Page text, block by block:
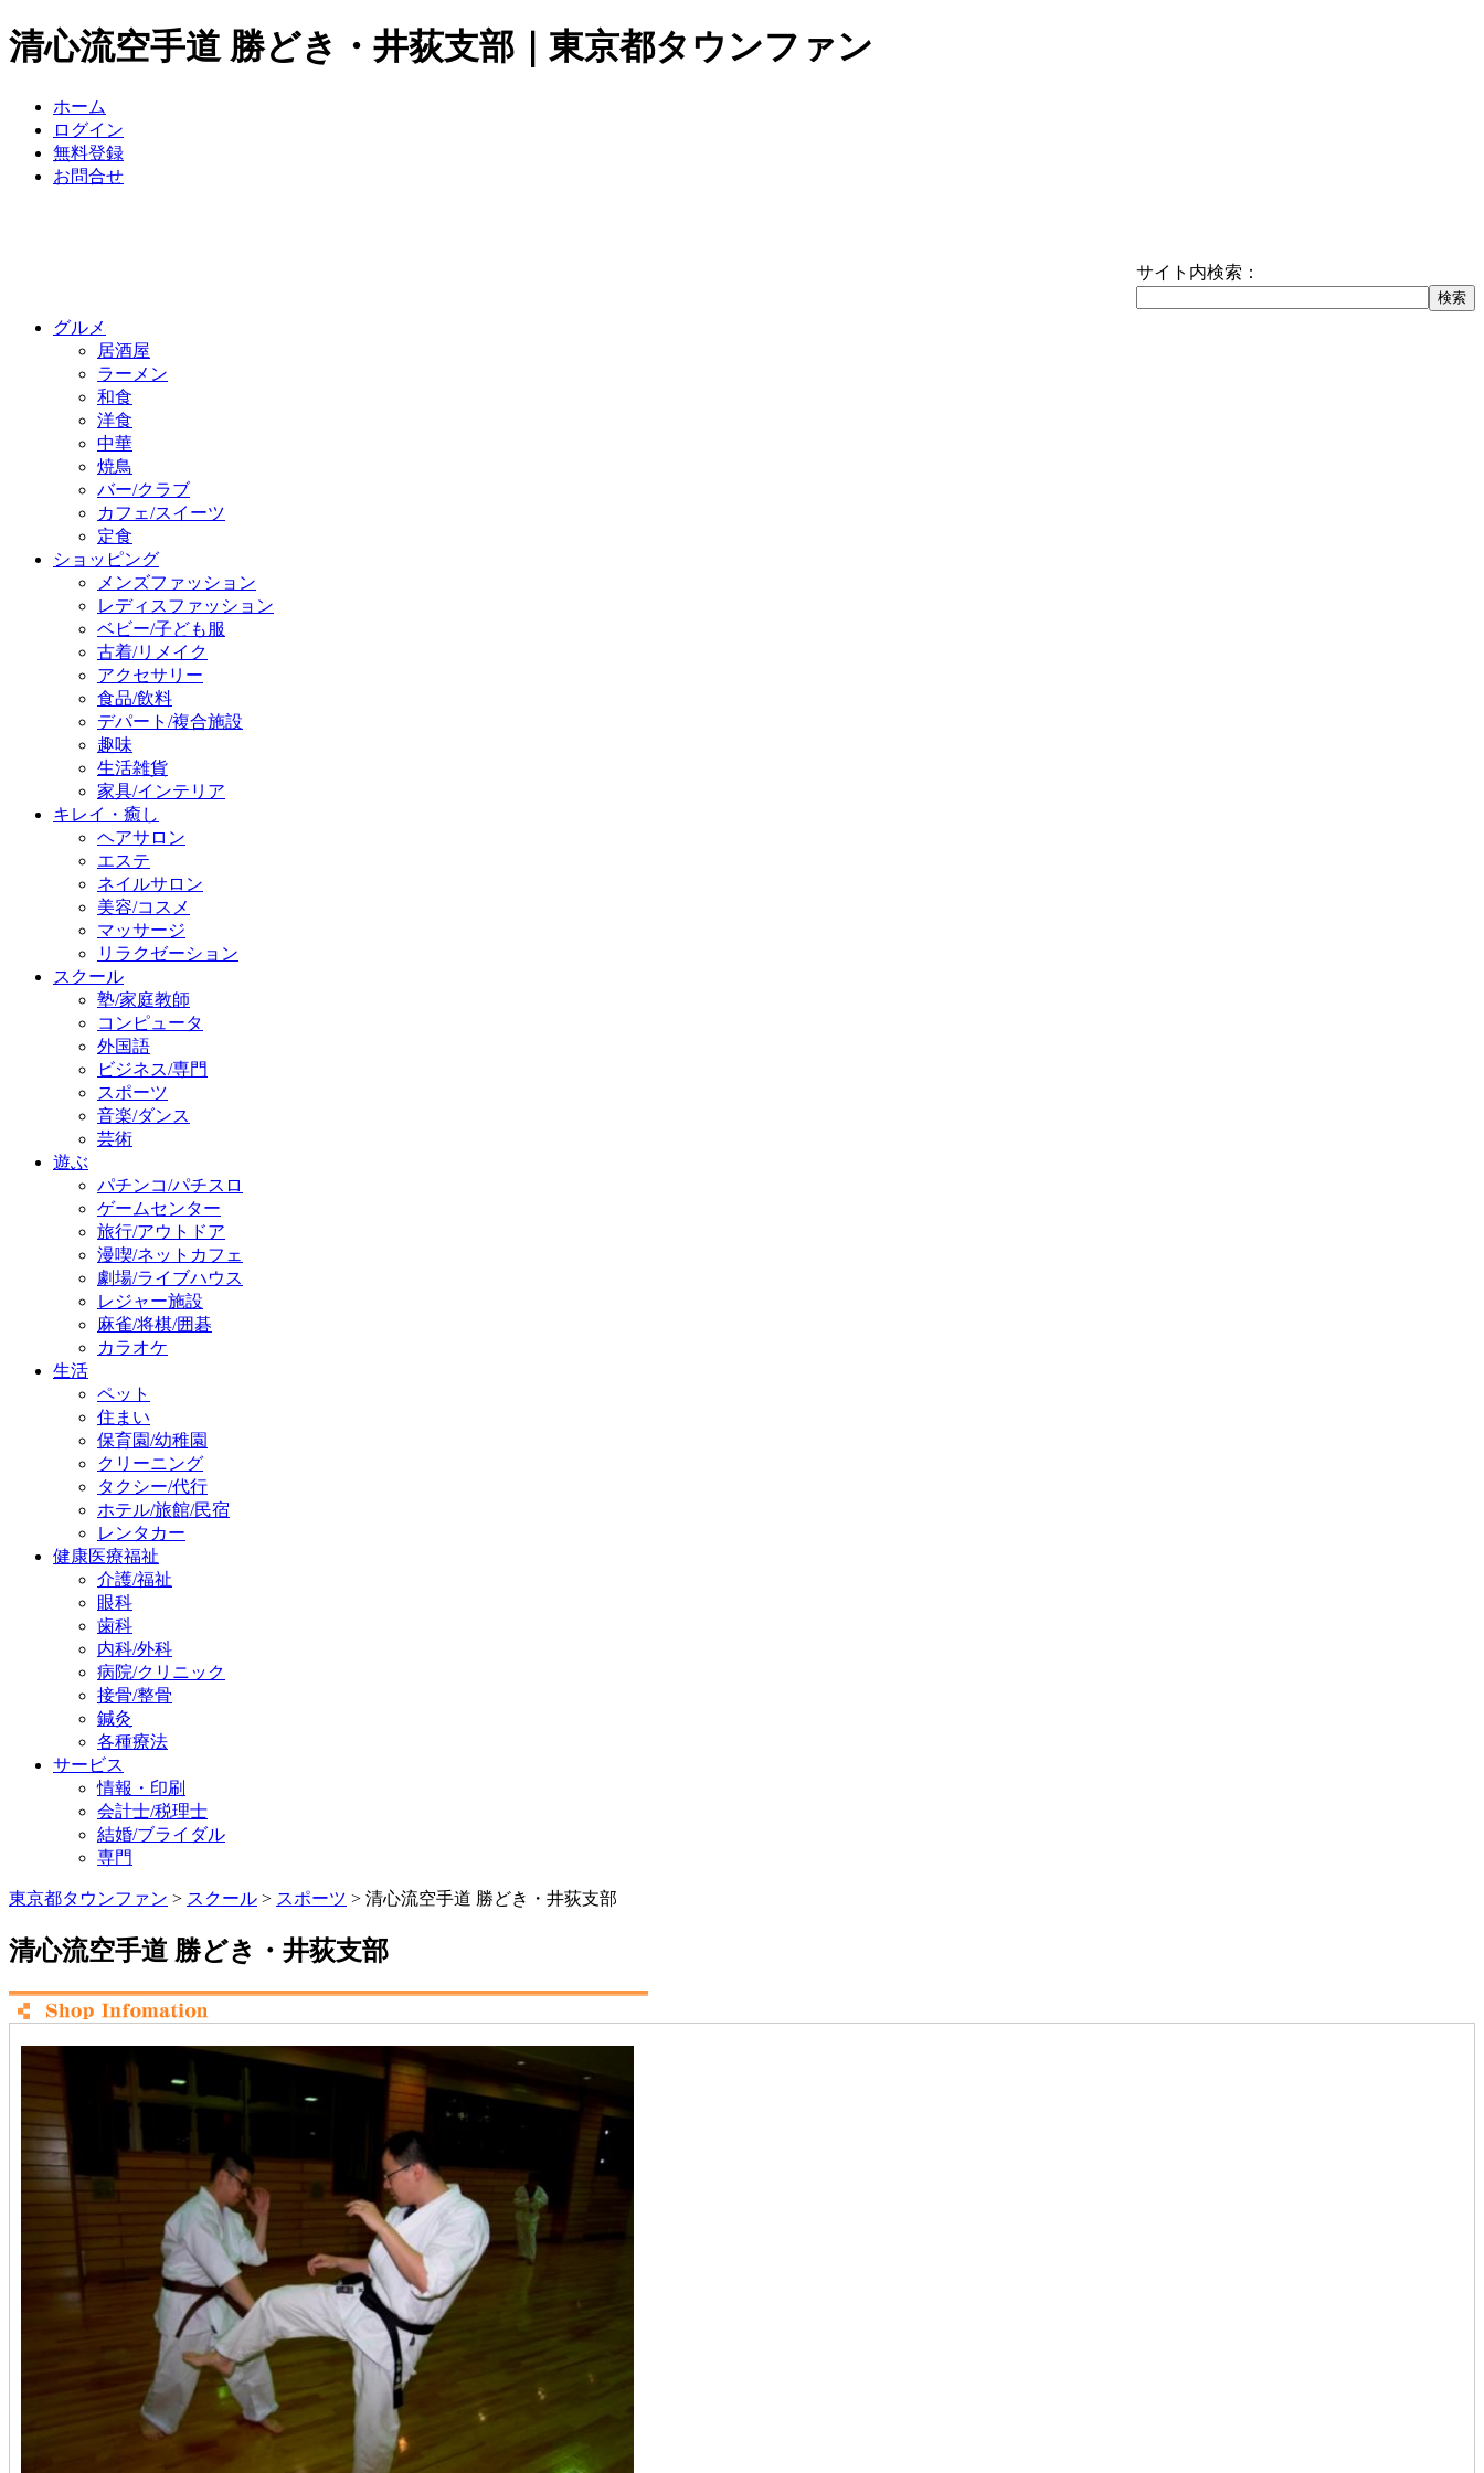
清心流空手道 勝どき・井荻支部｜東京都タウンファン
ホーム
ログイン
無料登録
お問合せ
サイト内検索：
グルメ
居酒屋
ラーメン
和食
洋食
中華
焼鳥
バー/クラブ
カフェ/スイーツ
定食
ショッピング
メンズファッション
レディスファッション
ベビー/子ども服
古着/リメイク
アクセサリー
食品/飲料
デパート/複合施設
趣味
生活雑貨
家具/インテリア
キレイ・癒し
ヘアサロン
エステ
ネイルサロン
美容/コスメ
マッサージ
リラクゼーション
スクール
塾/家庭教師
コンピュータ
外国語
ビジネス/専門
スポーツ
音楽/ダンス
芸術
遊ぶ
パチンコ/パチスロ
ゲームセンター
旅行/アウトドア
漫喫/ネットカフェ
劇場/ライブハウス
レジャー施設
麻雀/将棋/囲碁
カラオケ
生活
ペット
住まい
保育園/幼稚園
クリーニング
タクシー/代行
ホテル/旅館/民宿
レンタカー
健康医療福祉
介護/福祉
眼科
歯科
内科/外科
病院/クリニック
接骨/整骨
鍼灸
各種療法
サービス
情報・印刷
会計士/税理士
結婚/ブライダル
専門
東京都タウンファン > スクール > スポーツ > 清心流空手道 勝どき・井荻支部
清心流空手道 勝どき・井荻支部